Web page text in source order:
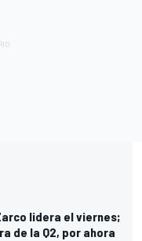
lidera el viernes;
de la Q2, por ahora